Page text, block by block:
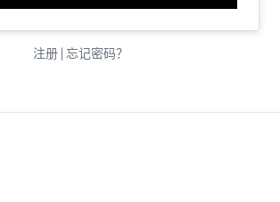
注册| 忘记密码？